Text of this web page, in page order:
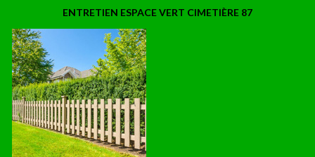
ENTRETIEN ESPACE VERT CIMETIÈRE 87